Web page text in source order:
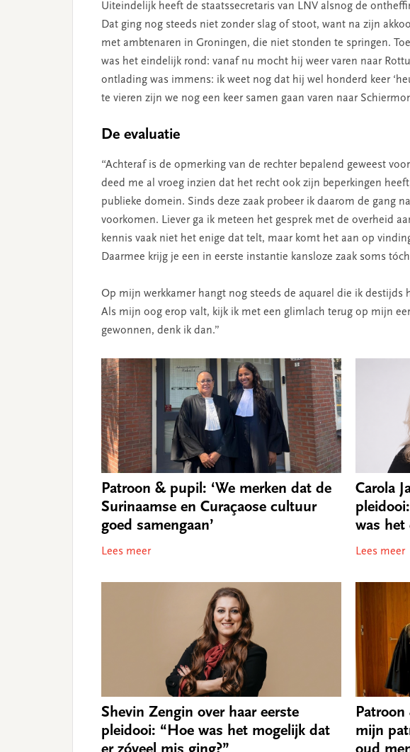
Uiteindelijk heeft de staatssecretaris van LNV alsnog de
Dat ging nog steeds niet zonder slag of stoot, want na zijn
met ambtenaren in Groningen, die niet stonden te springen.
was het eindelijk rond: vanaf nu mocht hij weer varen naar
ontlading was immens: ik weet nog dat hij wel honderd keer
te vieren zijn we nog een keer samen gaan varen naar
De evaluatie
“Achteraf is de opmerking van de rechter bepalend geweest
deed me al vroeg inzien dat het recht ook zijn beperkingen
publieke domein. Sinds deze zaak probeer ik daarom de gang
voorkomen. Liever ga ik meteen het gesprek met de overheid
kennis vaak niet het enige dat telt, maar komt het aan op
Daarmee krijg je een in eerste instantie kansloze zaak soms
Op mijn werkkamer hangt nog steeds de aquarel die ik destijds
Als mijn oog erop valt, kijk ik met een glimlach terug op mijn
gewonnen, denk ik dan.”
Patroon & pupil: ‘We merken dat de
Surinaamse en Curaçaose cultuur
goed samengaan’
Lees meer
Carola
was het
Lees meer
Shevin Zengin over haar eerste
pleidooi: “Hoe was het mogelijk dat
Patroon
mijn